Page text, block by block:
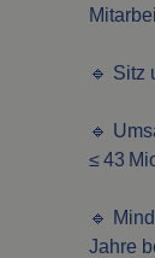
🔹 Sitz
🔹
≤ 43
🔹
Jahre